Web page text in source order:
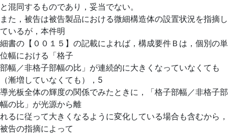
と混同するものであり，妥当でない。
また，被告は被告製品における微細構造体の設置状況を指摘し
ているが，本件明
細書の【００１５】の記載によれば，構成要件Ｂは，個別の単
位幅における「格子
部幅／非格子部幅の比」が連続的に大きくなっていなくても
（漸増していなくても），5
導光板全体の輝度の関係でみたときに，「格子部幅／非格子部
幅の比」が光源から離
れるに従って大きくなるように変化している場合も含むから，
被告の指摘によって